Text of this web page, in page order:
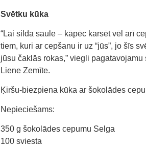
Svētku kūka
“Lai silda saule – kāpēc karsēt vēl arī
tiem, kuri ar cepšanu ir uz “jūs”, jo šīs
jūsu čaklās rokas,” viegli
Liene Zemīte.
Ķiršu-biezpiena kūka ar šokolādes
Nepieciešams:
350 g šokolādes cepumu Selga
100 sviesta